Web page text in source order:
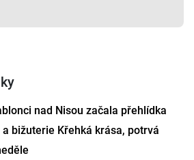
nad Nisou začala přehlídka
a bižuterie Křehká krása, potrvá